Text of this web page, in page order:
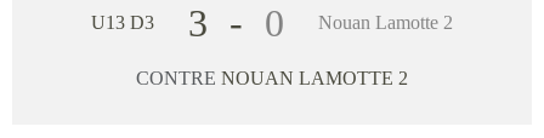
U13 D3 3 - 0 Nouan Lamotte 2
CONTRE NOUAN LAMOTTE 2